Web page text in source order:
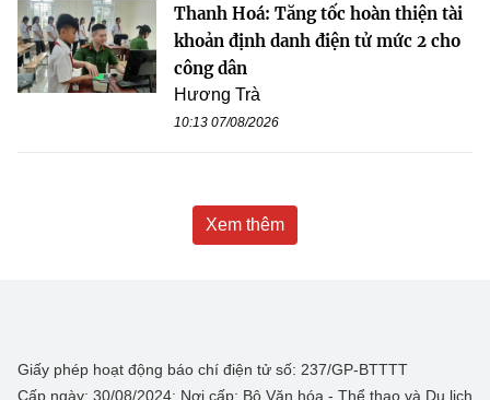
Thanh Hoá: Tăng tốc hoàn thiện tài
khoản định danh điện tử mức 2 cho
công dân
Hương Trà
10:13 07/08/2026
Xem thêm
Giấy phép hoạt động báo chí điện tử số: 237/GP-BTTTT
Cấp ngày: 30/08/2024; Nơi cấp: Bộ Văn hóa - Thể thao và Du lịch